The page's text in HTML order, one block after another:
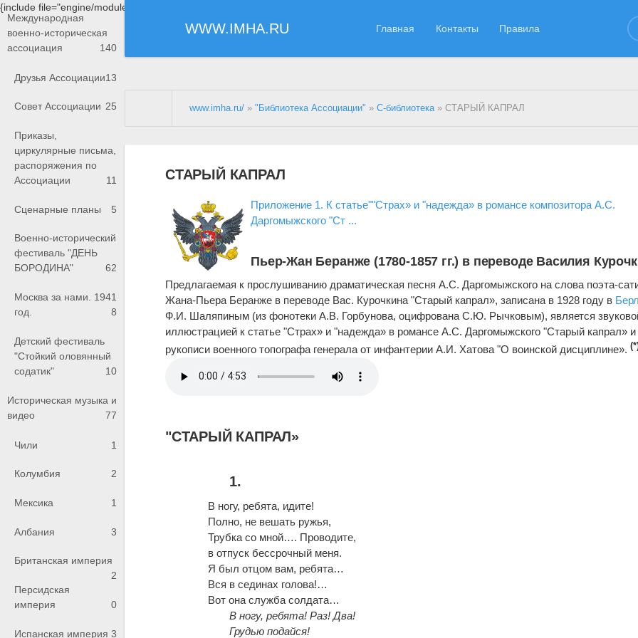
{include file="engine/modules/saperu/head.php"}
WWW.IMHA.RU Главная Контакты Правила
Международная
военно-историческая
ассоциация
140
Друзья Ассоциации13
Совет Ассоциации 25
Приказы,
циркулярные письма,
распоряжения по
Ассоциации
11
Сценарные планы 5
Военно-исторический
фестиваль "ДЕНЬ
БОРОДИНА"
62
Москва за нами. 1941
год.
8
Детский фестиваль
"Стойкий оловянный
содатик"
10
Историческая музыка и
видео
77
Чили 1
Колумбия 2
Мексика 1
Албания 3
Британская империя
2
Персидская
империя
0
Испанская империя 3
www.imha.ru/ »"Библиотека Ассоциации" »С-библиотека» СТАРЫЙ КАПРАЛ
СТАРЫЙ КАПРАЛ
Приложение 1. К статье""Страх» и "надежда» в романсе композитора А.С.
Даргомыжского "Ст ...
Пьер-Жан Беранже (1780-1857 гг.) в переводе Василия
Предлагаемая к прослушиванию драматическая песня А.С. Даргомыжского на слова поэта-
Жана-Пьера Беранже в переводе Вас. Курочкина "Старый капрал», записана в 1928 году в
Ф.И. Шаляпиным (из фонотеки А.В. Горбунова, оцифрована С.Ю. Рычковым), является
иллюстрацией к статье "Страх» и "надежда» в романсе А.С. Даргомыжского "Старый капрал» и
рукописи военного топографа генерала от инфантерии А.И. Хатова "О воинской дисциплине».
"СТАРЫЙ КАПРАЛ»
1.
В ногу, ребята, идите!
Полно, не вешать ружья,
Трубка со мной…. Проводите,
в отпуск бессрочный меня.
Я был отцом вам, ребята…
Вся в сединах голова!…
Вот она служба солдата…
В ногу, ребята! Раз! Два!
Грудью подайся!